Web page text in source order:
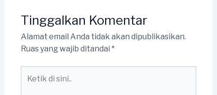
Tinggalkan Komentar
Alamat email Anda tidak akan dipublikasikan.
Ruas yang wajib ditandai *